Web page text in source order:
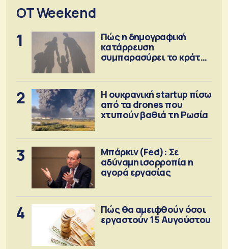
OT Weekend
1
Πώς η δημογραφική
κατάρρευση
συμπαρασύρει το κράτος
2
Η ουκρανική startup πίσω
από τα drones που
χτυπούν βαθιά τη Ρωσία
3
Μπάρκιν (Fed): Σε
αδύναμη ισορροπία η
αγορά εργασίας
4
Πώς θα αμειφθούν όσοι
εργαστούν 15 Αυγούστου